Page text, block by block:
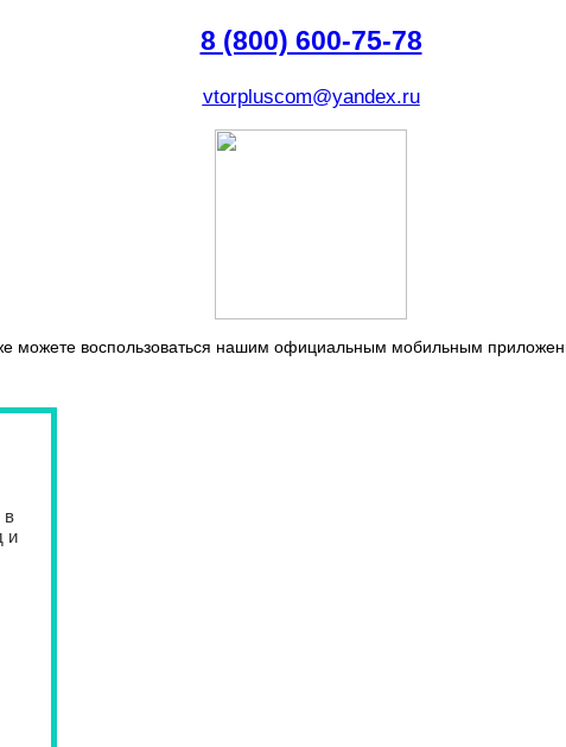
8 (800) 600-75-78
vtorpluscom@yandex.ru
можете воспользоваться нашим официальным мобильным
в
и